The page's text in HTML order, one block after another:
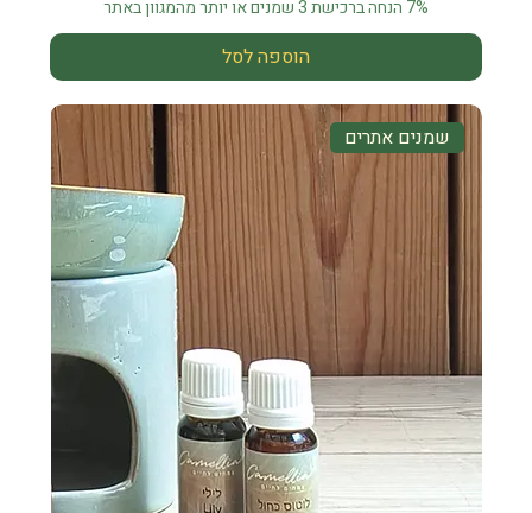
7% הנחה ברכישת 3 שמנים או יותר מהמגוון באתר
הוספה לסל
שמנים אתרים